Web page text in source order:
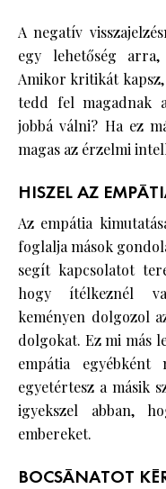
A negatív
egy lehetőség
Amikor kritikát
tedd fel magadnak
jobbá válni? Ha ez
magas az érzelmi
HISZEL AZ
Az empátia
foglalja mások
segít kapcsolatot
hogy ítélkeznél
keményen dolgozol
dolgokat. Ez mi más
empátia
egyetértesz a másik
igyekszel abban,
embereket.
BOCSÁNATOT